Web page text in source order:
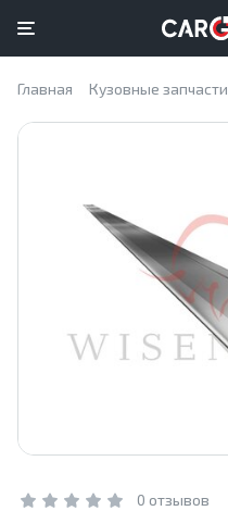
Главная Кузовные запчасти
0 отзывов